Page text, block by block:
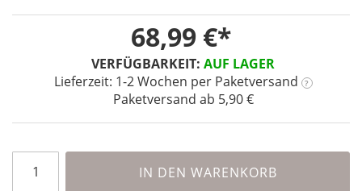
VERFÜGBARKEIT: AUF LAGER
Lieferzeit: 1-2 Wochen per Paketversand ?
Paketversand ab 5,90 €
68,99 €
IN DEN WARENKORB